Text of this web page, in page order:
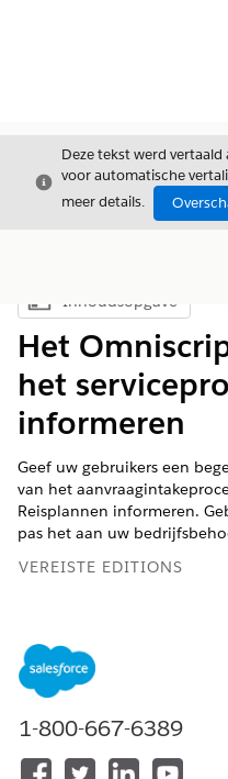
Sluiten
Deze tekst werd
voor automatische
meer details.
Inhoudsopgave
Inhoudsopgave
Het
het
informeren
Geef uw gebruikers een
van het
Reisplannen informeren.
pas het aan uw
VEREISTE EDITIONS
Beschikbaar in:
Edition waarin Financial
BENODIGDE
Het Omniscript Reisplannen
1-800-667-6389